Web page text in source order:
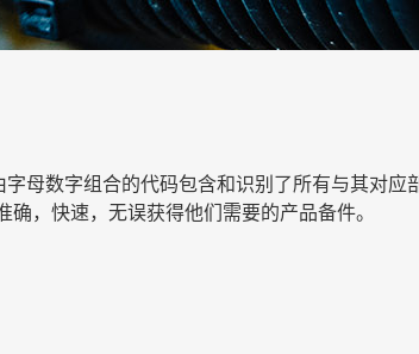
母数字组合的代码包含和识别了所有与其对应
，快速，无误获得他们需要的产品备件。